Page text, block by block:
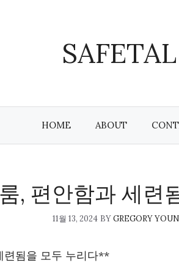
SAFETAL
HOME ABOUT
, 편안함과 세련
11월 13, 2024 BYGREGORY
련됨을 모두 누리다**